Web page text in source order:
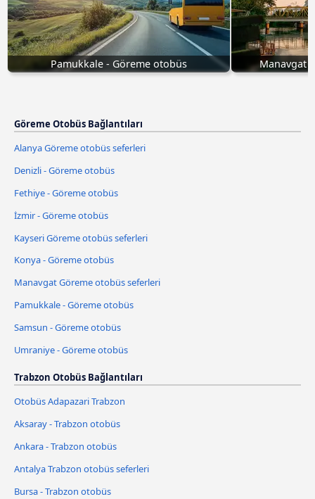
Pamukkale - Göreme otobüs Manavgat
Göreme Otobüs Bağlantıları
Alanya Göreme otobüs seferleri
Denizli - Göreme otobüs
Fethiye - Göreme otobüs
İzmir - Göreme otobüs
Kayseri Göreme otobüs seferleri
Konya - Göreme otobüs
Manavgat Göreme otobüs seferleri
Pamukkale - Göreme otobüs
Samsun - Göreme otobüs
Umraniye - Göreme otobüs
Trabzon Otobüs Bağlantıları
Otobüs Adapazari Trabzon
Aksaray - Trabzon otobüs
Ankara - Trabzon otobüs
Antalya Trabzon otobüs seferleri
Bursa - Trabzon otobüs